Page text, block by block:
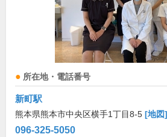
所在地・電話番号
新町駅
熊本県熊本市中央区横手1丁目8-5 [地図]
096-325-5050